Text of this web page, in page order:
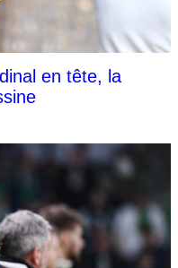
en tête, la